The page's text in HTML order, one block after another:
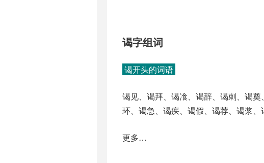
谒字组词
谒开头的词语
谒见、谒拜、谒飡、谒辞、谒刺、谒
环、谒急、谒疾、谒假、谒荐、谒浆
更多…